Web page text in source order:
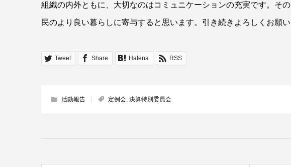
組織の内外ともに、大切なのはコミュニケーションの充実です。そ
民のより良い暮らしに寄与すると思います。引き続きよろしくお願い
Tweet Share Hatena RSS
活動報告 定例会, 決算特別委員会